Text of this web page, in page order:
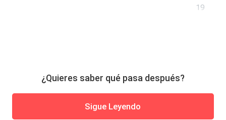
19
¿Quieres saber qué pasa después?
Sigue Leyendo